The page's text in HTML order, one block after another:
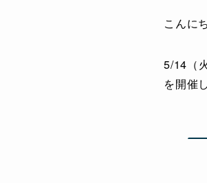
こんに
5/14（
を開催